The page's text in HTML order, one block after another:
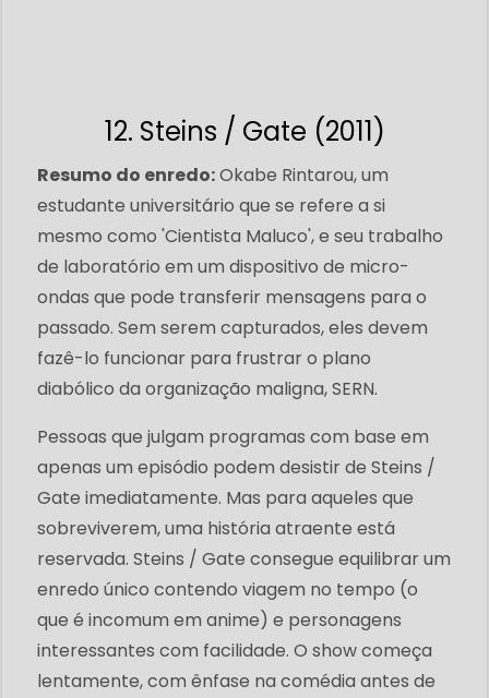
12. Steins / Gate (2011)
Resumo do enredo:Okabe Rintarou, um
estudante universitário que se refere a si
mesmo como 'Cientista Maluco', e seu trabalho
de laboratório em um dispositivo de micro-
ondas que pode transferir mensagens para o
passado. Sem serem capturados, eles devem
fazê-lo funcionar para frustrar o plano
diabólico da organização maligna, SERN.
Pessoas que julgam programas com base em
apenas um episódio podem desistir de Steins /
Gate imediatamente. Mas para aqueles que
sobreviverem, uma história atraente está
reservada. Steins / Gate consegue equilibrar um
enredo único contendo viagem no tempo (o
que é incomum em anime) e personagens
interessantes com facilidade. O show começa
lentamente, com ênfase na comédia antes de